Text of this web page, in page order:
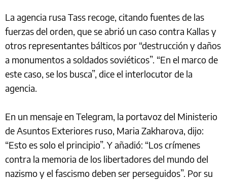
La agencia rusa Tass recoge, citando fuentes de las
fuerzas del orden, que se abrió un caso contra Kallas y
otros representantes bálticos por “destrucción y daños
a monumentos a soldados soviéticos”. “En el marco de
este caso, se los busca”, dice el interlocutor de la
agencia.
En un mensaje en Telegram, la portavoz del Ministerio
de Asuntos Exteriores ruso, Maria Zakharova, dijo:
“Esto es solo el principio”. Y añadió: “Los crímenes
contra la memoria de los libertadores del mundo del
nazismo y el fascismo deben ser perseguidos”. Por su